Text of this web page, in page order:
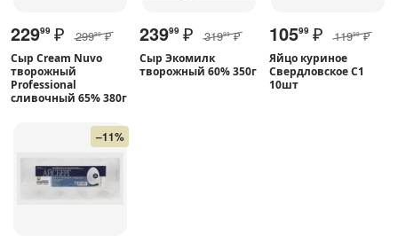
22999 ₽ 29999 ₽
Сыр Cream Nuvo
творожный
Professional
сливочный 65% 380г
23999 ₽ 31999 ₽
Сыр Экомилк
творожный 60% 350г
10599 ₽ 11999 ₽
Яйцо куриное
Свердловское С1
10шт
–11%